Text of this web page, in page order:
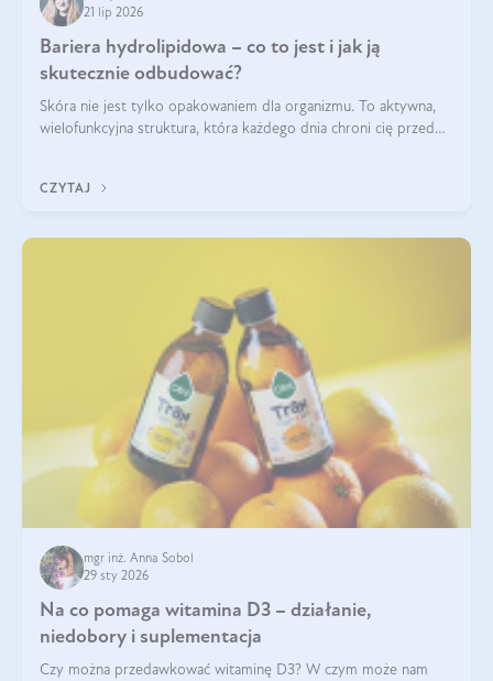
21 lip 2026
Bariera hydrolipidowa – co to jest i jak ją
skutecznie odbudować?
Skóra nie jest tylko opakowaniem dla organizmu. To aktywna,
wielofunkcyjna struktura, która każdego dnia chroni cię przed
bariera hydrolipidowa.
CZYTAJ
mgr inż. Anna Sobol
29 sty 2026
Na co pomaga witamina D3 – działanie,
niedobory i suplementacja
Czy można przedawkować witaminę D3? W czym może nam